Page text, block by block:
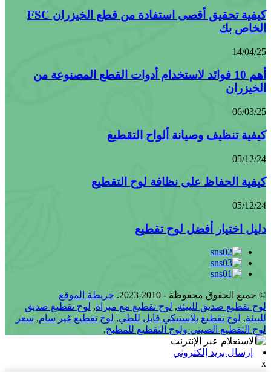
كيفية تحقيق أقصى استفادة من قطع الخيزران FSC
الخاص بك
14/04/25
أهم 10 فوائد لاستخدام أدوات القطع المصنوعة من
الخيزران
06/03/25
كيفية تنظيف وصيانة ألواح التقطيع
05/12/24
كيفية الحفاظ على نظافة لوح التقطيع
05/12/24
دليل اختيار أفضل لوح تقطيع
© جميع الحقوق محفوظة - 2010-2023.
خريطة الموقع
لوح تقطيع صديق للبيئة, لوح تقطيع مع مبراة, لوح تقطيع صديق
للبيئة, لوح تقطيع بلاستيكي قابل للطي, لوح تقطيع غير سام, سعر
لوح التقطيع الصيني ولوح التقطيع للمطبخ,
إرسال بريد إلكتروني
x